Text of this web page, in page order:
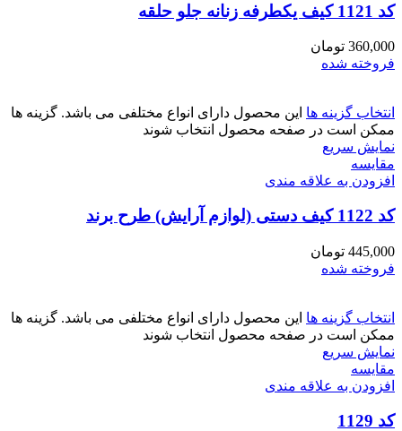
کد 1121 کیف یکطرفه زنانه جلو حلقه
360,000 تومان
فروخته شده
انتخاب گزینه ها این محصول دارای انواع مختلفی می باشد. گزینه ها
ممکن است در صفحه محصول انتخاب شوند
نمایش سریع
مقايسه
افزودن به علاقه مندی
کد 1122 کیف دستی (لوازم آرایش) طرح برند
445,000 تومان
فروخته شده
انتخاب گزینه ها این محصول دارای انواع مختلفی می باشد. گزینه ها
ممکن است در صفحه محصول انتخاب شوند
نمایش سریع
مقايسه
افزودن به علاقه مندی
کد 1129